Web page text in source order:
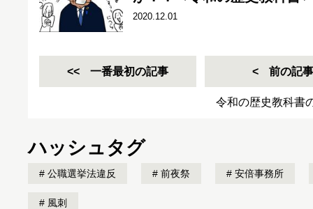
2020.12.01
一番最初の記事 前の記事
令和の歴史教科書
ハッシュタグ
公職選挙法違反 前夜祭 安倍事務所
風刺